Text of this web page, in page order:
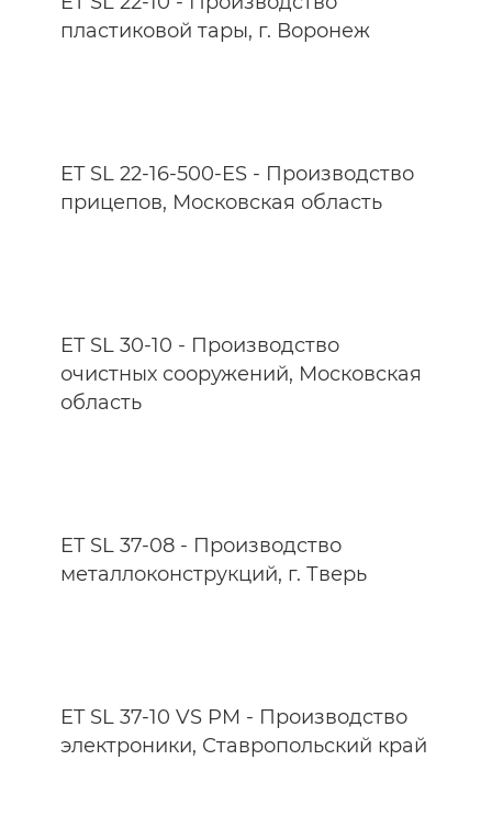
пластиковой тары, г. Воронеж
ET SL 22-16-500-ES - Производство
прицепов, Московская область
ET SL 30-10 - Производство
очистных сооружений, Московская
область
ET SL 37-08 - Производство
металлоконструкций, г. Тверь
ET SL 37-10 VS PM - Производство
электроники, Ставропольский край